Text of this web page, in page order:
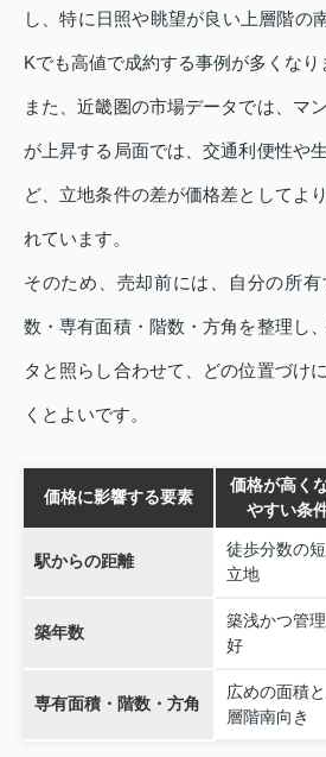
し、特に日照や眺望が良い上層階の
Kでも高値で成約する事例が多くなり
また、近畿圏の市場データでは、マ
が上昇する局面では、交通利便性や
ど、立地条件の差が価格差としてよ
れています。
そのため、売却前には、自分の所
数・専有面積・階数・方角を整理し
タと照らし合わせて、どの位置づけ
くとよいです。
価格に影響する要素
価格が高く
やすい条
駅からの距離
徒歩分数の
立地
築年数
築浅かつ管
好
専有面積・階数・方角
広めの面積
層階南向き